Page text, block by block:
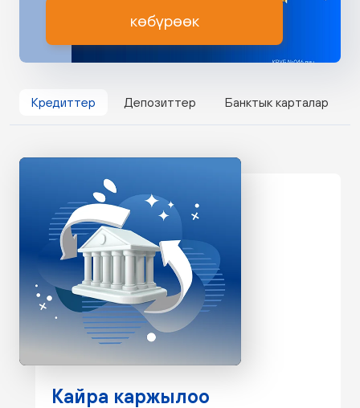
көбүрөөк
Кредиттер Депозиттер Банктык карталар
Кайра каржылоо